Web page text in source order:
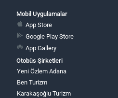
Mobil Uygulamalar
App Store
Google Play Store
App Gallery
Otobüs Şirketleri
Yeni Özlem Adana
Ben Turizm
Karakaşoğlu Turizm